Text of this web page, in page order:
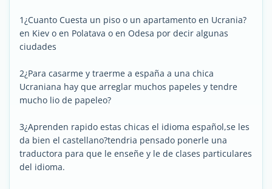
1¿Cuanto Cuesta un piso o un apartamento en Ucrania?
en Kiev o en Polatava o en Odesa por decir algunas
ciudades
2¿Para casarme y traerme a españa a una chica
Ucraniana hay que arreglar muchos papeles y tendre
mucho lio de papeleo?
3¿Aprenden rapido estas chicas el idioma español,se les
da bien el castellano?tendria pensado ponerle una
traductora para que le enseñe y le de clases particulares
del idioma.